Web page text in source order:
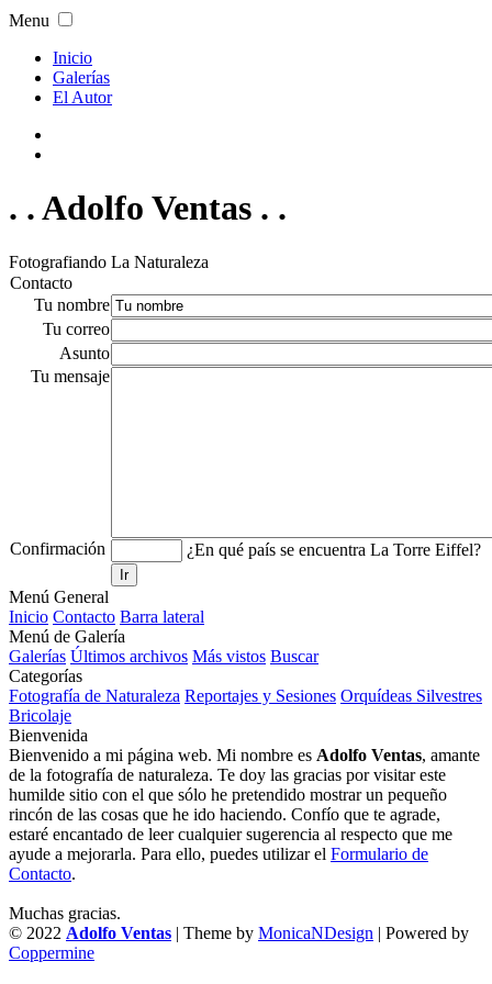
Menu
Inicio
Galerías
El Autor
. . Adolfo Ventas . .
Fotografiando La Naturaleza
Contacto
Tu nombre
Tu correo
Asunto
Tu mensaje
Confirmación ¿En qué país se encuentra La Torre Eiffel?
Ir
Menú General
Inicio Contacto Barra lateral
Menú de Galería
Galerías Últimos archivos Más vistos Buscar
Categorías
Fotografía de Naturaleza Reportajes y Sesiones Orquídeas Silvestres
Bricolaje
Bienvenida
Bienvenido a mi página web. Mi nombre es Adolfo Ventas, amante
de la fotografía de naturaleza. Te doy las gracias por visitar este
humilde sitio con el que sólo he pretendido mostrar un pequeño
rincón de las cosas que he ido haciendo. Confío que te agrade,
estaré encantado de leer cualquier sugerencia al respecto que me
ayude a mejorarla. Para ello, puedes utilizar el Formulario de
Contacto.
Muchas gracias.
© 2022 Adolfo Ventas | Theme by MonicaNDesign | Powered by
Coppermine